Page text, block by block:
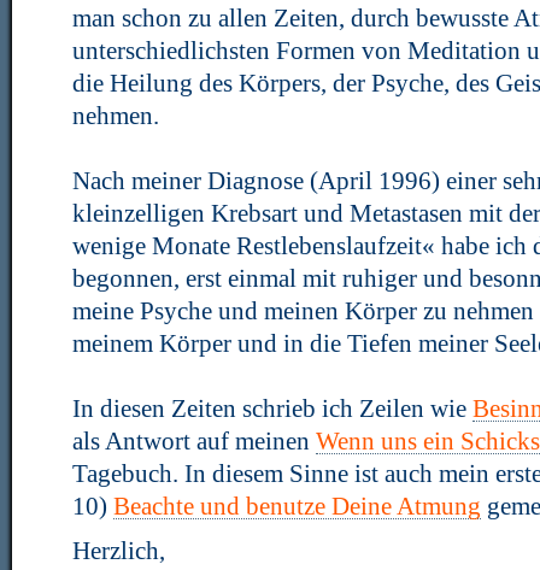
man schon zu allen Zeiten, durch bewusste
unterschiedlichsten Formen von Meditation
die Heilung des Körpers, der Psyche, des
nehmen.
Nach meiner Diagnose (April 1996) einer
kleinzelligen Krebsart und Metastasen mit
wenige Monate Restlebenslaufzeit« habe
begonnen, erst einmal mit ruhiger und
meine Psyche und meinen Körper zu
meinem Körper und in die Tiefen meiner
In diesen Zeiten schrieb ich Zeilen wie
als Antwort auf meinen Wenn uns ein
Tagebuch. In diesem Sinne ist auch mein
10) Beachte und benutze Deine Atmung
Herzlich,